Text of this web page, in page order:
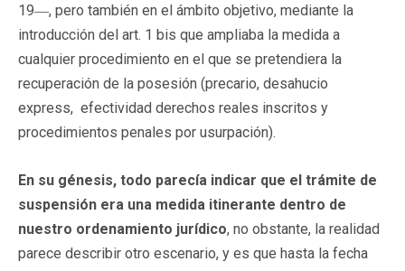
19―, pero también en el ámbito objetivo, mediante la
introducción del art. 1 bis que ampliaba la medida a
cualquier procedimiento en el que se pretendiera la
recuperación de la posesión (precario, desahucio
express, efectividad derechos reales inscritos y
procedimientos penales por usurpación).
En su génesis, todo parecía indicar que el trámite de
suspensión era una medida itinerante dentro de
nuestro ordenamiento jurídico, no obstante, la realidad
parece describir otro escenario, y es que hasta la fecha